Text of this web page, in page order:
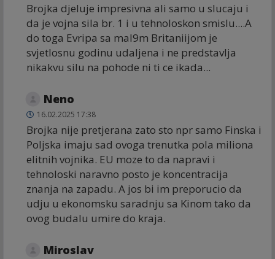
Brojka djeluje impresivna ali samo u slucaju i
da je vojna sila br. 1 i u tehnoloskon smislu....A
do toga Evripa sa mal9m Britaniijom je
svjetlosnu godinu udaljena i ne predstavlja
nikakvu silu na pohode ni ti ce ikada...
Neno
16.02.2025 17:38
Brojka nije pretjerana zato sto npr samo Finska i
Poljska imaju sad ovoga trenutka pola miliona
elitnih vojnika. EU moze to da napravi i
tehnoloski naravno posto je koncentracija
znanja na zapadu. A jos bi im preporucio da
udju u ekonomsku saradnju sa Kinom tako da
ovog budalu umire do kraja.
Miroslav